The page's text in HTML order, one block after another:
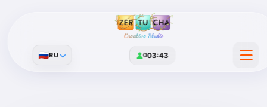
Creative Studio
003:43
🇷🇺RU